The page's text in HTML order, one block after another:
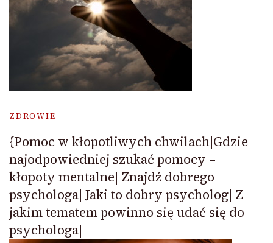
ZDROWIE
{Pomoc w kłopotliwych chwilach|Gdzie
najodpowiedniej szukać pomocy –
kłopoty mentalne| Znajdź dobrego
psychologa| Jaki to dobry psycholog| Z
jakim tematem powinno się udać się do
psychologa|